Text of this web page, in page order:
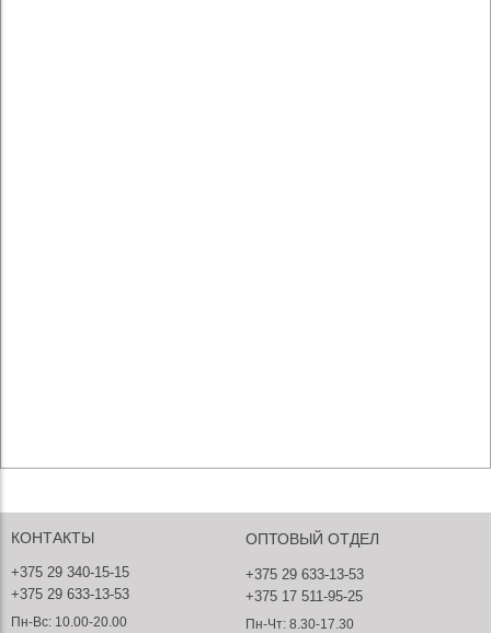
КОНТАКТЫ
+375 29 340-15-15
+375 29 633-13-53
Пн-Вс: 10.00-20.00
ОПТОВЫЙ ОТДЕЛ
+375 29 633-13-53
+375 17 511-95-25
Пн-Чт: 8.30-17.30